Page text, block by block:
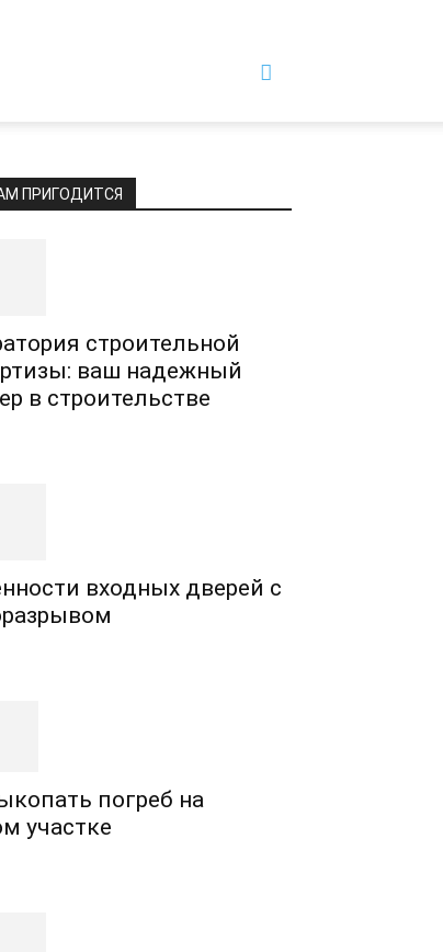
ПРИГОДИТСЯ
строительной
ваш надежный
в строительстве
входных дверей с
погреб на
участке